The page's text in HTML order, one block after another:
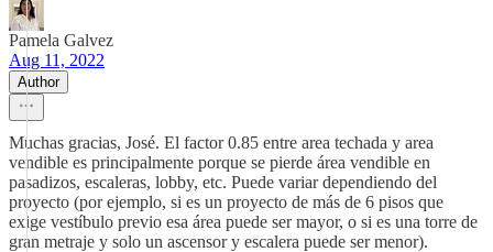
Pamela Galvez
Aug 11, 2022
Author
Muchas gracias, José. El factor 0.85 entre area techada y area
vendible es principalmente porque se pierde área vendible en
pasadizos, escaleras, lobby, etc. Puede variar dependiendo del
proyecto (por ejemplo, si es un proyecto de más de 6 pisos que
exige vestíbulo previo esa área puede ser mayor, o si es una torre de
gran metraje y solo un ascensor y escalera puede ser menor).